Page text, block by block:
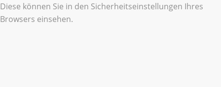
Diese können Sie in den Sicherheitseinstellungen Ihres
Browsers einsehen.